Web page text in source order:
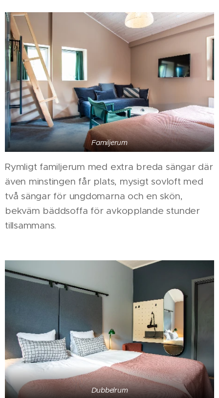
Familjerum
Rymligt familjerum med extra breda sängar där
även minstingen får plats, mysigt sovloft med
två sängar för ungdomarna och en skön,
bekväm bäddsoffa för avkopplande stunder
tillsammans.
Dubbelrum